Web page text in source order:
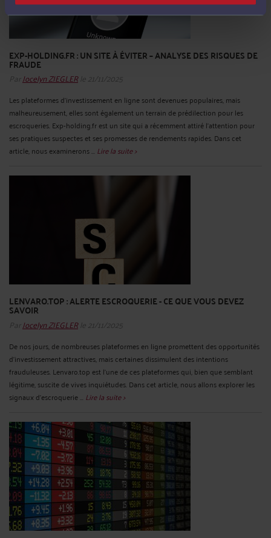
EXP-HOLDING.FR : UN SITE À ÉVITER – ANALYSE DES RISQUES DE
FRAUDE
Par Jocelyn ZIEGLERle 21/11/2025
Les plateformes d'investissement en ligne sont devenues populaires, mais
malheureusement, elles sont également un terrain de prédilection pour les
escroqueries. Exp-holding.fr est un site qui a récemment attiré l'attention pour
ses pratiques suspectes et ses promesses de rendements rapides. Dans cet
article, nous examinerons ... Lire la suite >
LENVARO.TOP : ALERTE ESCROQUERIE - CE QUE VOUS DEVEZ
SAVOIR
Par Jocelyn ZIEGLERle 21/11/2025
De nos jours, de nombreuses plateformes en ligne promettent des opportunités
d'investissement attractives, mais certaines dissimulent des intentions
frauduleuses. Lenvaro.top est l'une de ces plateformes qui, bien que semblant
légitime, suscite de vives inquiétudes. Dans cet article, nous allons explorer les
signaux d'escroquerie ... Lire la suite >